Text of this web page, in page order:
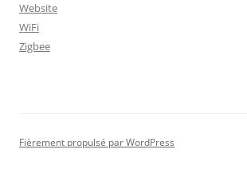
Website
WiFi
Zigbee
Fièrement propulsé par WordPress